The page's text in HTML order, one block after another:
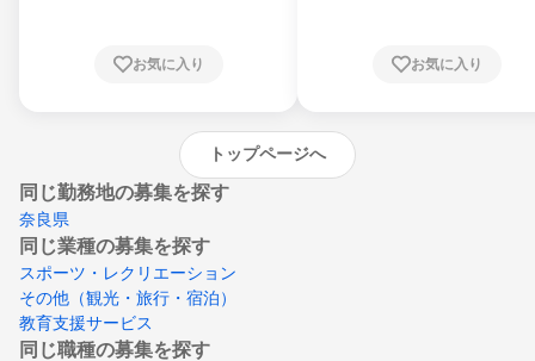
崎県、熊本県、大分県、宮崎県、鹿児島県、
お気に入り お気に入り
トップページへ
同じ勤務地の募集を探す
奈良県
同じ業種の募集を探す
スポーツ・レクリエーション
その他（観光・旅行・宿泊）
教育支援サービス
同じ職種の募集を探す